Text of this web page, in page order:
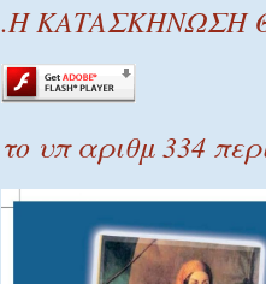
.Η ΚΑΤΑΣΚΗΝΩΣΗ
το υπ αριθμ 334